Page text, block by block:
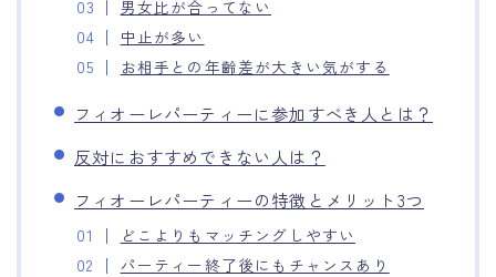
男女比が合ってない
中止が多い
お相手との年齢差が大きい気がする
フィオーレパーティーに参加すべき人とは？
反対におすすめできない人は？
フィオーレパーティーの特徴とメリット3つ
どこよりもマッチングしやすい
パーティー終了後にもチャンスあり